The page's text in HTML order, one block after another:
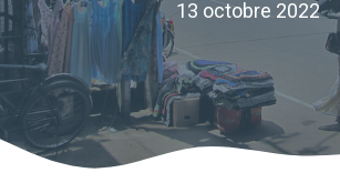
13 octobre 2022